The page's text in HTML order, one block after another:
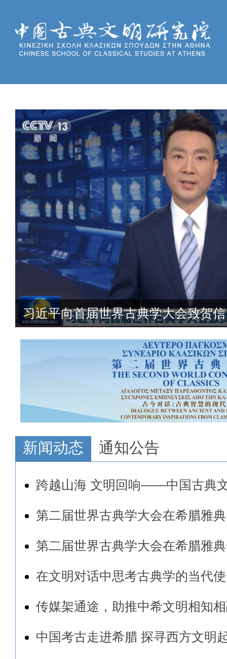
中国古典文明研究院在雅典举行
新闻动态 通知公告
跨越山海 文明回响——中国古典
第二届世界古典学大会在希腊雅
第二届世界古典学大会在希腊雅
在文明对话中思考古典学的当代
传媒架通途，助推中希文明相知
中国考古走进希腊 探寻西方文